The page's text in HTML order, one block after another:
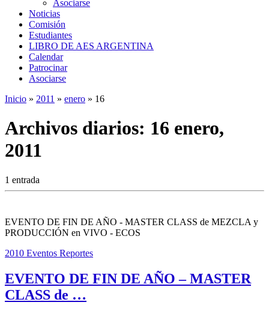
Asociarse
Noticias
Comisión
Estudiantes
LIBRO DE AES ARGENTINA
Calendar
Patrocinar
Asociarse
Inicio » 2011 » enero » 16
Archivos diarios: 16 enero,
2011
1 entrada
EVENTO DE FIN DE AÑO - MASTER CLASS de MEZCLA y
PRODUCCIÓN en VIVO - ECOS
2010 Eventos Reportes
EVENTO DE FIN DE AÑO – MASTER
CLASS de …